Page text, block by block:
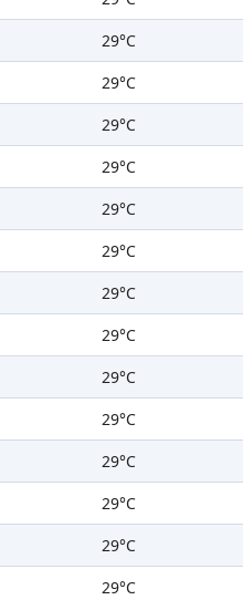
29°C
29°C
29°C
29°C
29°C
29°C
29°C
29°C
29°C
29°C
29°C
29°C
29°C
29°C